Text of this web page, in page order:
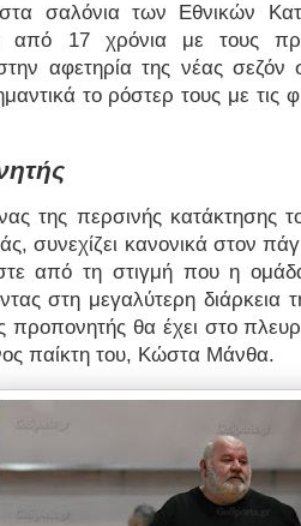
σαλόνια των Εθνικών
από 17 χρόνια με τους
αφετηρία της νέας
το ρόστερ τους με τις
της περσινής κατάκτησης
συνεχίζει κανονικά στον
από τη στιγμή που η
στη μεγαλύτερη διάρκεια
προπονητής θα έχει στο
παίκτη του, Κώστα Μάνθα.